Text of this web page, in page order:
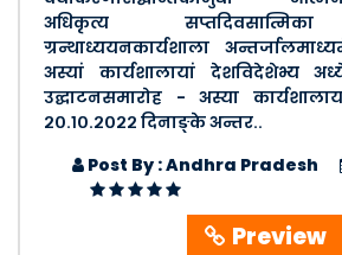
अधिकृत्य सप्तदिवसात्मिका
ग्रन्थाध्ययनकार्यशाला
अस्यां कार्यशालायां देशविदेशेभ्य
उद्घाटनसमारोह - अस्या
२०.१०.२०२२ दिनाङ्के अन्तर..
Post By : Andhra Pradesh
Preview